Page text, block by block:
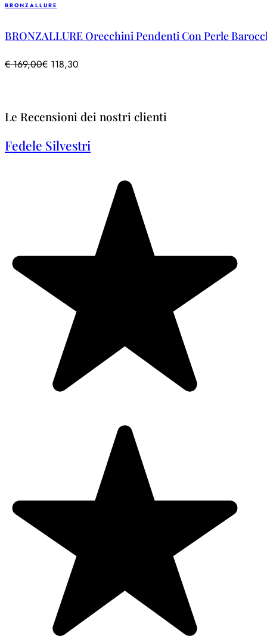
BRONZALLURE
BRONZALLURE Orecchini Pendenti Con Perle
€169,00€ 118,30
Le Recensioni dei nostri clienti
Fedele Silvestri